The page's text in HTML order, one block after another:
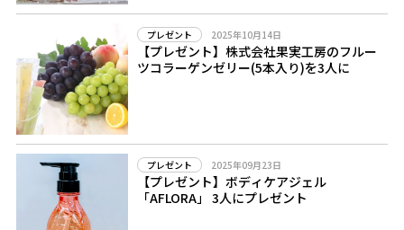
プレゼント 2025年10月14日
【プレゼント】株式会社果実工房のフルー
ツコラーゲンゼリー(5本入り)を3人に
プレゼント 2025年09月23日
【プレゼント】ボディケアジェル
「AFLORA」 3人にプレゼント